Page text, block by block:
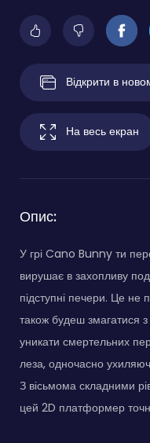
Відкрити в
На весь екран
Опис:
У грі Cano Bunny ти
вирушає в захопливу
підступні печери. Це
також будеш змагатися
уникати смертельних
леза, одночасно
З вісьмома складними
цей 2D платформер